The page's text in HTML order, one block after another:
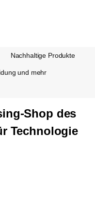
Nachhaltige Produkte
und mehr
Shop des
Technologie